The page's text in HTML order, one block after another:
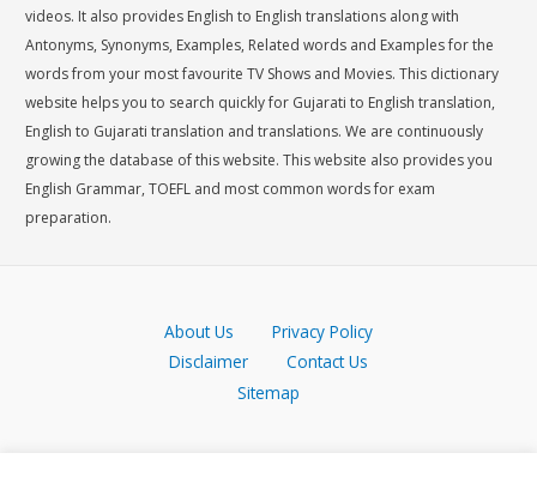
videos. It also provides English to English translations along with
Antonyms, Synonyms, Examples, Related words and Examples for the
words from your most favourite TV Shows and Movies. This dictionary
website helps you to search quickly for Gujarati to English translation,
English to Gujarati translation and translations. We are continuously
growing the database of this website. This website also provides you
English Grammar, TOEFL and most common words for exam
preparation.
About Us Privacy Policy
Disclaimer
Contact Us
Sitemap